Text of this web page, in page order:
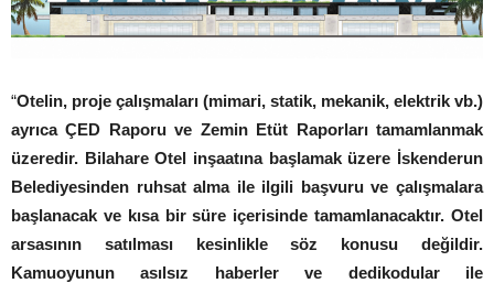
“Otelin, proje çalışmaları (mimari, statik, mekanik, elektrik vb.)
ayrıca ÇED Raporu ve Zemin Etüt Raporları tamamlanmak
üzeredir. Bilahare Otel inşaatına başlamak üzere İskenderun
Belediyesinden ruhsat alma ile ilgili başvuru ve çalışmalara
başlanacak ve kısa bir süre içerisinde tamamlanacaktır. Otel
arsasının satılması kesinlikle söz konusu değildir.
Kamuoyunun asılsız haberler ve dedikodular ile